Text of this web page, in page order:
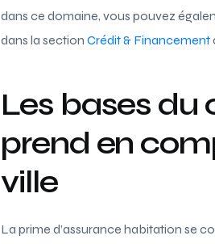
dans ce domaine, vous pouvez
dans la section Crédit & Financement
Les bases du
prend en
ville
La prime d’assurance habitation se